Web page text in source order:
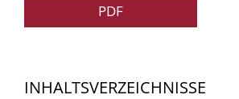
PDF
INHALTSVERZEICHNISSE